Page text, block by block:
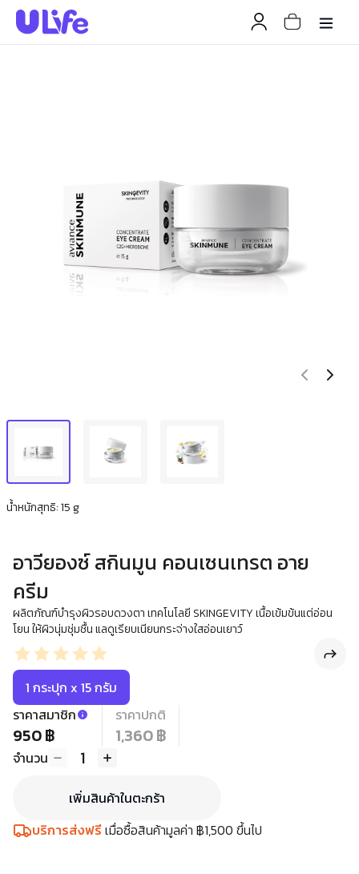
น้ำหนักสุทธิ: 15 g
อาวียองซ์ สกินมูน คอนเซนเทรต อาย
ครีม
ผลิตภัณฑ์บำรุงผิวรอบดวงตา เทคโนโลยี SKINGEVITY เนื้อเข้มข้นแต่อ่อน
โยน ให้ผิวนุ่มชุ่มชื้น แลดูเรียบเนียนกระจ่างใสอ่อนเยาว์
1 กระปุก x 15 กรัม
ราคาสมาชิก
950 ฿
ราคาปกติ
1,360 ฿
จำนวน 1
เพิ่มสินค้าในตะกร้า
บริการส่งฟรีเมื่อซื้อสินค้ามูลค่า ฿1,500 ขึ้นไป